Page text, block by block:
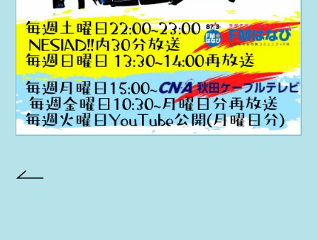
AYA Solo Ploject Cister
PAST SCHEDULE